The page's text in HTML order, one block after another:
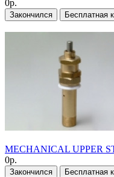
0р.
Закончился Бесплатная
MECHANICAL UPPER
0р.
Закончился Бесплатная